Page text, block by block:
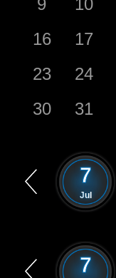
9
10
16
17
23
24
30
31
7
Jul
7